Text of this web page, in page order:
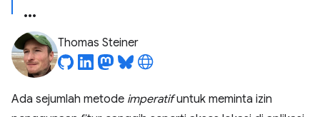
Thomas Steiner
Ada sejumlah metode imperatifuntuk meminta izin